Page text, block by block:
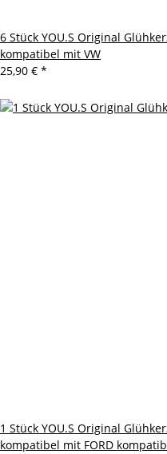
6 Stück YOU.S Original
kompatibel mit VW
25,90 € *
1 Stück YOU.S Original
kompatibel mit FORD